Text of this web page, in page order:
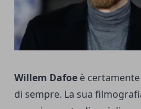
Willem Dafoe è
di sempre. La sua